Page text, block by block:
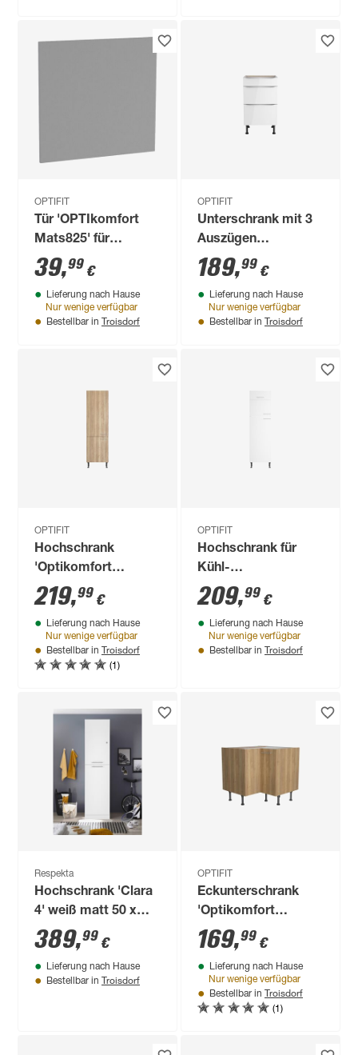
OPTIFIT
Tür 'OPTIkomfort
Mats825' für
teilintegrierten
Geschirrspüler
basaltgrau 60 x 57,2
x 1,6 cm
39,99 €
Lieferung nach Hause
Nur wenige verfügbar
Bestellbar in Troisdorf
OPTIFIT
Unterschrank mit 3
Auszügen
'Optikomfort
Arvid986' weiß 50 x
87 x 58,4 cm
189,99 €
Lieferung nach Hause
Nur wenige verfügbar
Bestellbar in Troisdorf
OPTIFIT
Hochschrank
'Optikomfort
Erik290' eichefarben
60 x 211,8 x 58,4 cm
219,99 €
Lieferung nach Hause
Nur wenige verfügbar
Bestellbar in Troisdorf
(1)
OPTIFIT
Hochschrank für
Kühl-
Gefrierkombination
'Optikomfort
Bengt932' weiß 60 x
211,8 x 58,4 cm
209,99 €
Lieferung nach Hause
Nur wenige verfügbar
Bestellbar in Troisdorf
Respekta
Hochschrank 'Clara
4' weiß matt 50 x
200 x 67,6 cm
389,99 €
Lieferung nach Hause
Bestellbar in Troisdorf
OPTIFIT
Eckunterschrank
'Optikomfort
Erik290' eichefarben
90 x 87 x 58,4 cm
169,99 €
Lieferung nach Hause
Nur wenige verfügbar
Bestellbar in Troisdorf
(1)